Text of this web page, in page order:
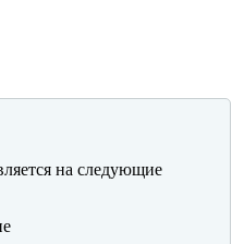
на следующие